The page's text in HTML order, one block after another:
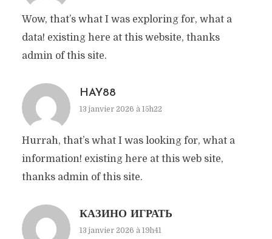
Wow, that’s what I was exploring for, what a
data! existing here at this website, thanks
admin of this site.
HAY88
13 janvier 2026 à 15h22
Hurrah, that’s what I was looking for, what a
information! existing here at this web site,
thanks admin of this site.
КАЗИНО ИГРАТЬ
13 janvier 2026 à 19h41